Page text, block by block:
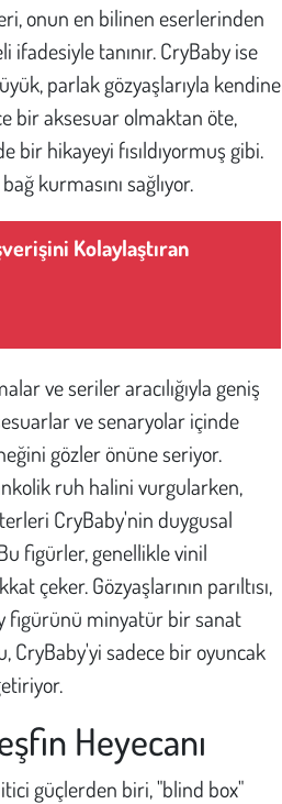
onun en bilinen eserlerinden
tanınır. CryBaby ise
parlak gözyaşlarıyla kendine
bir aksesuar olmaktan öte,
bir hikayeyi fısıldıyormuş gibi.
kurmasını sağlıyor.
Kolaylaştıran
ve seriler aracılığıyla geniş
ve senaryolar içinde
gözler önüne seriyor.
ruh halini vurgularken,
CryBaby'nin duygusal
figürler, genellikle vinil
çeker. Gözyaşlarının parıltısı,
figürünü minyatür bir sanat
CryBaby'yi sadece bir oyuncak
Heyecanı
güçlerden biri, "blind box"